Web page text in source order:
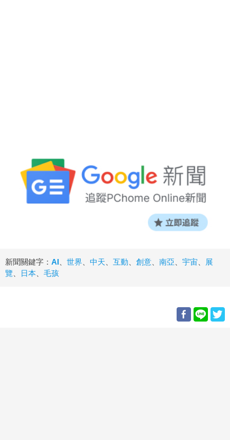
新聞關鍵字： AI 世界 中天 互動 創意 南亞 宇宙
展
覽
日本 毛孩